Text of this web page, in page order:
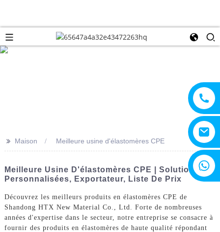
>> Maison Meilleure usine d'élastomères CPE
Meilleure Usine D'élastomères CPE | Solutions
Personnalisées, Exportateur, Liste De Prix
Découvrez les meilleurs produits en élastomères CPE de
Shandong HTX New Material Co., Ltd. Forte de nombreuses
années d'expertise dans le secteur, notre entreprise se consacre à
fournir des produits en élastomères de haute qualité répondant